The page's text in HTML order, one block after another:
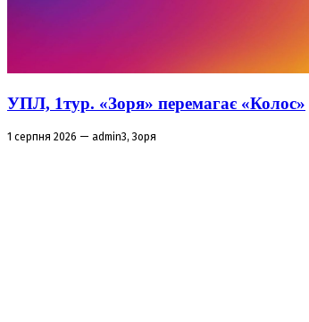
УПЛ, 1тур. «Зоря» перемагає «Колос»
1 серпня 2026 — admin3, Зоря